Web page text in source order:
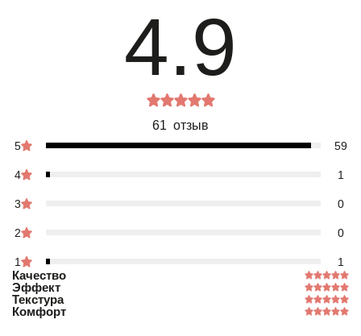
4.9
61 отзыв
5 59
4 1
3 0
2 0
1 1
Качество
Эффект
Текстура
Комфорт